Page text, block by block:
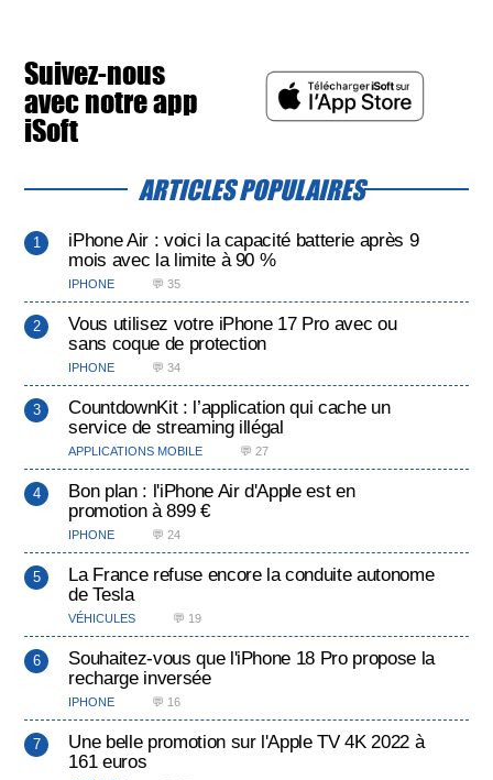
Suivez-nous
avec notre app
iSoft
ARTICLES POPULAIRES
iPhone Air : voici la capacité batterie après 9
mois avec la limite à 90 %
IPHONE 💬 35
Vous utilisez votre iPhone 17 Pro avec ou
sans coque de protection
IPHONE 💬 34
CountdownKit : l’application qui cache un
service de streaming illégal
APPLICATIONS MOBILE 💬 27
Bon plan : l'iPhone Air d'Apple est en
promotion à 899 €
IPHONE 💬 24
La France refuse encore la conduite autonome
de Tesla
VÉHICULES 💬 19
Souhaitez-vous que l'iPhone 18 Pro propose la
recharge inversée
IPHONE 💬 16
Une belle promotion sur l'Apple TV 4K 2022 à
161 euros